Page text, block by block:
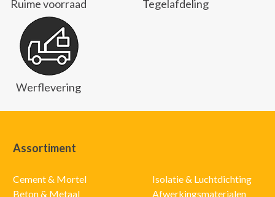
Ruime voorraad Tegelafdeling
Werflevering
Assortiment
Cement & Mortel
Beton & Metaal
Isolatie & Luchtdichting
Afwerkingsmaterialen